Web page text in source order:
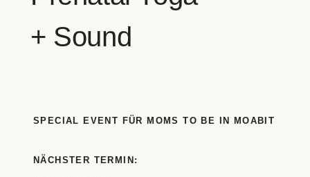
+ Sound
SPECIAL EVENT FÜR MOMS TO BE IN MOABIT
NÄCHSTER TERMIN: